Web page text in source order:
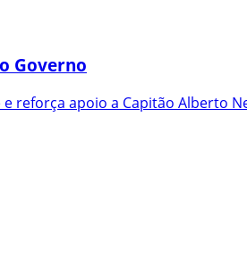
Governo
reforça apoio a Capitão Alberto